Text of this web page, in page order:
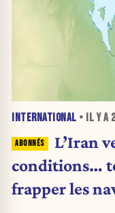
INTERNATIONAL • IL Y A
L’Iran
conditions…
frapper les